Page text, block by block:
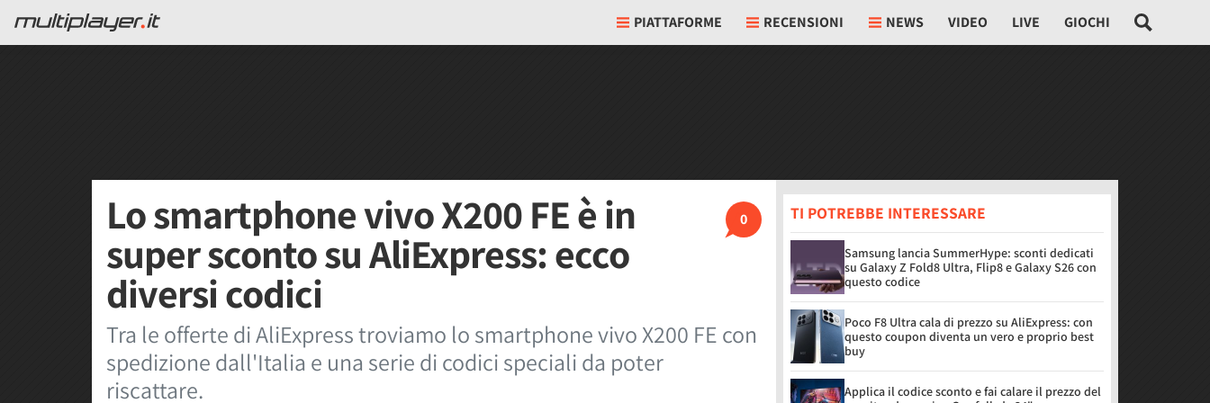
PIATTAFORME RECENSIONI NEWS VIDEO LIVE GIOCHI
0
Lo smartphone vivo X200 FE è in
super sconto su AliExpress: ecco
diversi codici
Tra le offerte di AliExpress troviamo lo smartphone vivo X200 FE con
spedizione dall'Italia e una serie di codici speciali da poter
riscattare.
TI POTREBBE INTERESSARE
Samsung lancia SummerHype: sconti dedicati
su Galaxy Z Fold8 Ultra, Flip8 e Galaxy S26 con
questo codice
Poco F8 Ultra cala di prezzo su AliExpress: con
questo coupon diventa un vero e proprio best
buy
Applica il codice sconto e fai calare il prezzo del